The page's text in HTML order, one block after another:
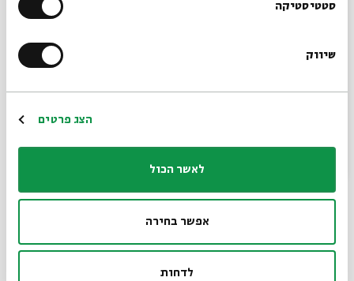
סטטיסטיקה
שיווק
הצג פרטים
לאשר הכול
אפשר בחירה
לדחות
רחל צרפתי - דימויים של מקדש וכהונה